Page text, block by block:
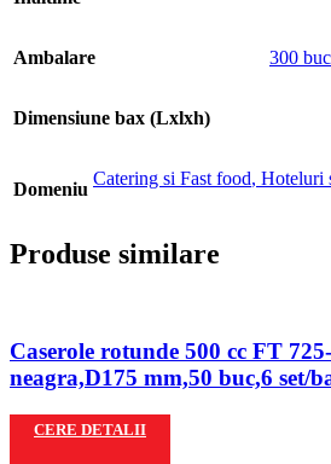
Ambalare 300
Dimensiune bax (Lxlxh)
Domeniu
Catering si Fast food, Hoteluri
Produse similare
Caserole rotunde 500 cc FT
neagra,D175 mm,50 buc,6 set/
CERE DETALII